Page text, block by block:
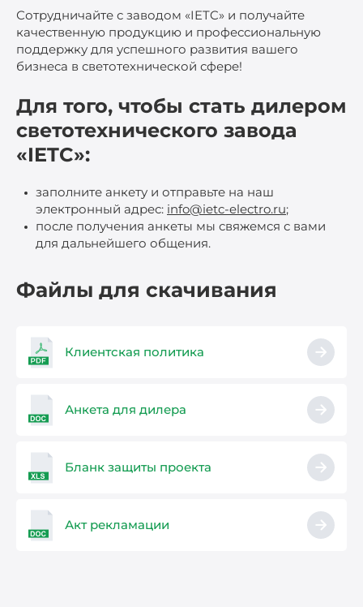
Сотрудничайте с заводом «IETC» и получайте
качественную продукцию и профессиональную
поддержку для успешного развития вашего
бизнеса в светотехнической сфере!
Для того, чтобы стать дилером
светотехнического завода
«IETC»:
заполните анкету и отправьте на наш
электронный адрес: info@ietc-electro.ru;
после получения анкеты мы свяжемся с вами
для дальнейшего общения.
Файлы для скачивания
Клиентская политика
Анкета для дилера
Бланк защиты проекта
Акт рекламации